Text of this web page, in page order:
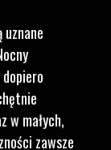
w małych,
zawsze